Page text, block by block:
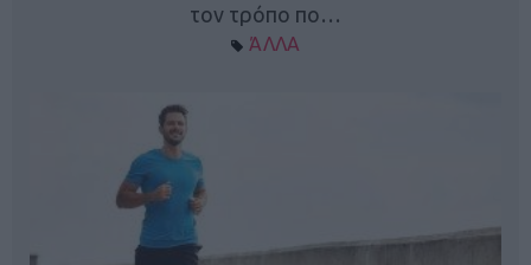
τον τρόπο πο…
ΆΛΛΑ